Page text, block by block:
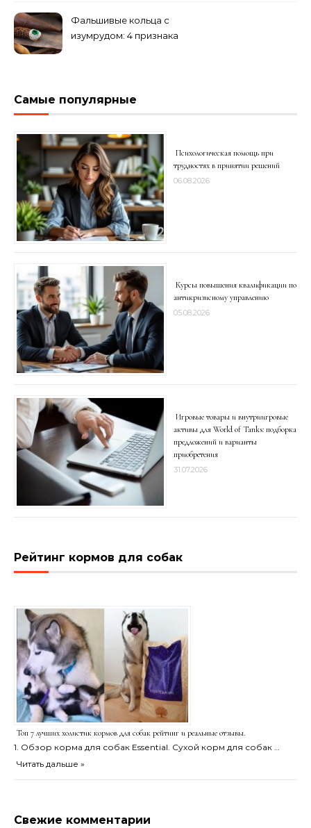
Фальшивые кольца с
изумрудом: 4 признака
Самые популярные
Психологическая помощь при
трудностях в принятии решений
06.08.2026
Курсы повышения квалификации по
антикризисному управлению
05.08.2026
Игровые товары и внутриигровые
активы для World of Tanks: подборка
предложений и варианты
приобретения
31.07.2026
Рейтинг кормов для собак
Топ 7 лучших холистик кормов для собак рейтинг и реальные отзывы.
1. Обзор корма для собак Essential. Сухой корм для собак …
Читать дальше »
Свежие комментарии